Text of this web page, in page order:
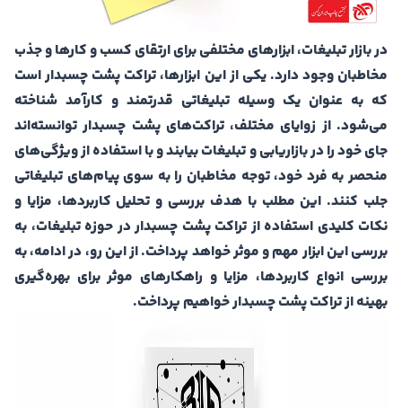
در بازار تبلیغات، ابزارهای مختلفی برای ارتقای کسب و کارها و جذب
مخاطبان وجود دارد. یکی از این ابزارها، تراکت پشت چسبدار است
که به عنوان یک وسیله تبلیغاتی قدرتمند و کارآمد شناخته
می‌شود. از زوایای مختلف، تراکت‌های پشت چسبدار توانسته‌اند
جای خود را در بازاریابی و تبلیغات بیابند و با استفاده از ویژگی‌های
منحصر به فرد خود، توجه مخاطبان را به سوی پیام‌های تبلیغاتی
جلب کنند. این مطلب با هدف بررسی و تحلیل کاربردها، مزایا و
نکات کلیدی استفاده از تراکت پشت چسبدار در حوزه تبلیغات، به
بررسی این ابزار مهم و موثر خواهد پرداخت. از این رو، در ادامه، به
بررسی انواع کاربردها، مزایا و راهکارهای موثر برای بهره‌گیری
بهینه از تراکت پشت چسبدار خواهیم پرداخت.